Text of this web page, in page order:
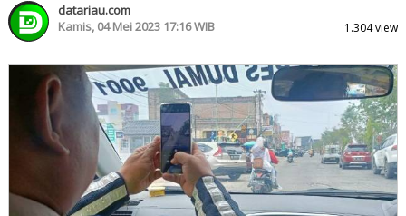
datariau.com
Kamis, 04 Mei 2023 17:16 WIB
1.304 view